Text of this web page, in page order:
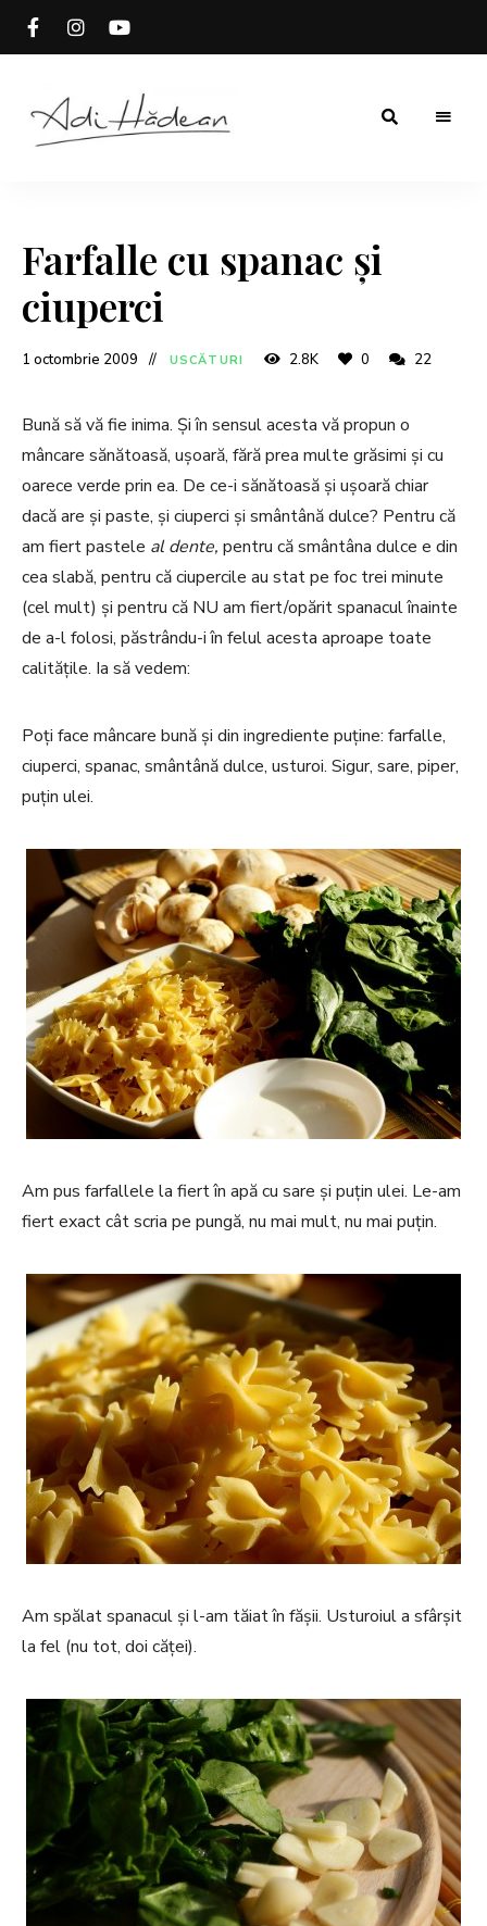
Farfalle cu spanac și
ciuperci
1 octombrie 2009 USCĂTURI 2.8K 0 22
Bună să vă fie inima. Și în sensul acesta vă propun o
mâncare sănătoasă, ușoară, fără prea multe grăsimi și cu
oarece verde prin ea. De ce-i sănătoasă și ușoară chiar
dacă are și paste, și ciuperci și smântână dulce? Pentru că
am fiert pastele al dente, pentru că smântâna dulce e din
cea slabă, pentru că ciupercile au stat pe foc trei minute
(cel mult) și pentru că NU am fiert/opărit spanacul înainte
de a-l folosi, păstrându-i în felul acesta aproape toate
calitățile. Ia să vedem:
Poți face mâncare bună și din ingrediente puține: farfalle,
ciuperci, spanac, smântână dulce, usturoi. Sigur, sare, piper,
puțin ulei.
Am pus farfallele la fiert în apă cu sare și puțin ulei. Le-am
fiert exact cât scria pe pungă, nu mai mult, nu mai puțin.
Am spălat spanacul și l-am tăiat în fășii. Usturoiul a sfârșit
la fel (nu tot, doi căței).